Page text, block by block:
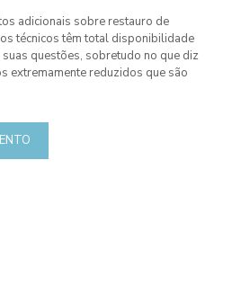
adicionais sobre restauro de
técnicos têm total disponibilidade
questões, sobretudo no que diz
extremamente reduzidos que são